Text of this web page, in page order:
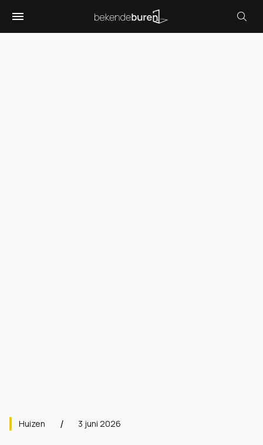
Huizen 3 juni 2026